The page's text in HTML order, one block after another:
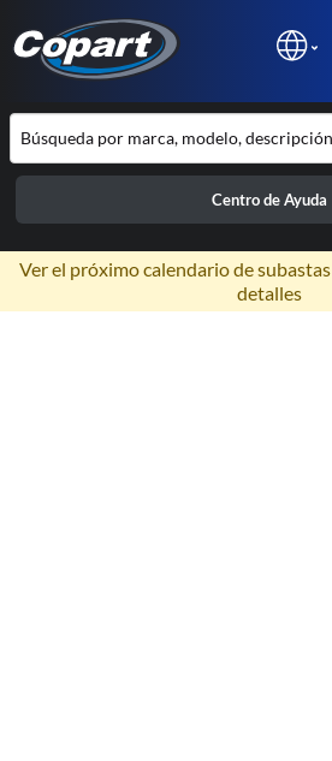
Centro de Ayuda
Ver el próximo calendario de subastas
detalles